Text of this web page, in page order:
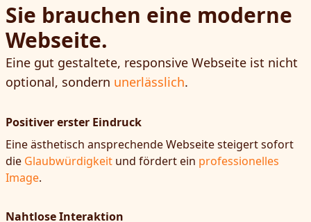
Sie brauchen eine moderne
Webseite.
Eine gut gestaltete, responsive Webseite ist nicht
optional, sondern unerlässlich.
Positiver erster Eindruck
Eine ästhetisch ansprechende Webseite steigert sofort
die Glaubwürdigkeit und fördert ein professionelles
Image.
Nahtlose Interaktion